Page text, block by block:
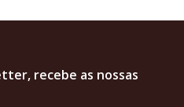
recebe as nossas